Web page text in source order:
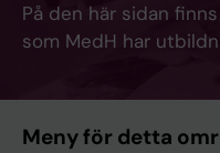
På den här sidan
som MedH har
Meny för detta